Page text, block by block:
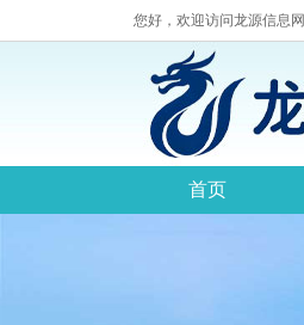
您好，欢迎访问龙源信息网
首页